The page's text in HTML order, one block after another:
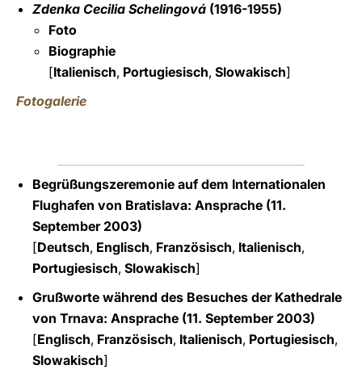
Zdenka Cecilia Schelingová (1916-1955)
Foto
Biographie
[Italienisch, Portugiesisch, Slowakisch]
Fotogalerie
Begrüßungszeremonie auf dem Internationalen
Flughafen von Bratislava: Ansprache (11.
September 2003)
[Deutsch, Englisch, Französisch, Italienisch,
Portugiesisch, Slowakisch]
Grußworte während des Besuches der Kathedrale
von Trnava: Ansprache (11. September 2003)
[Englisch, Französisch, Italienisch, Portugiesisch,
Slowakisch]